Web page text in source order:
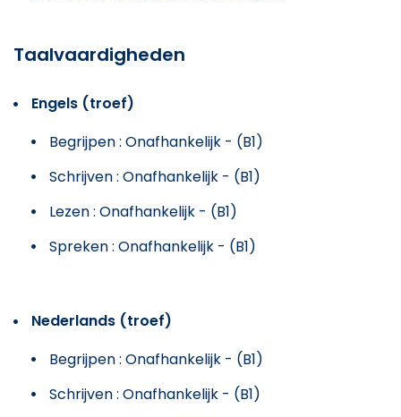
Taalvaardigheden
Engels (troef)
Begrijpen : Onafhankelijk - (B1)
Schrijven : Onafhankelijk - (B1)
Lezen : Onafhankelijk - (B1)
Spreken : Onafhankelijk - (B1)
Nederlands (troef)
Begrijpen : Onafhankelijk - (B1)
Schrijven : Onafhankelijk - (B1)